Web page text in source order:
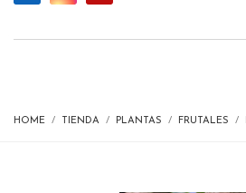
HOME TIENDA PLANTAS FRUTALES